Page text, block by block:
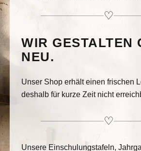
♡
WIR GESTALTEN
NEU.
Unser Shop erhält einen frischen
deshalb für kurze Zeit nicht
♡
Unsere Einschulungstafeln,